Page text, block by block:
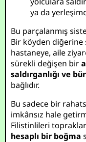
ya da
Bu parçalanmış
Bir köyden
hastaneye, aile
sürekli değişen bir
saldırganlığı ve
bağlıdır.
Bu sadece bir
imkânsız hale
Filistinlileri
hesaplı bir boğma